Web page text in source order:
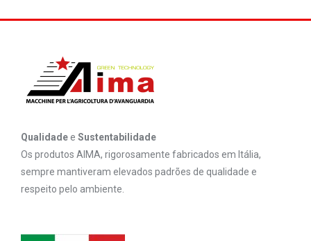
Qualidadee Sustentabilidade
Os produtos AIMA, rigorosamente fabricados em Itália,
sempre mantiveram elevados padrões de qualidade e
respeito pelo ambiente.